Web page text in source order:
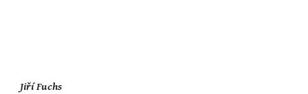
Jiří Fuchs